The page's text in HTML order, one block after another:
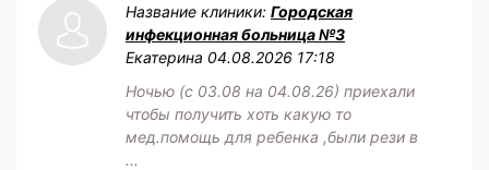
Название клиники: Городская
инфекционная больница №3
Екатерина 04.08.2026 17:18
Ночью (с 03.08 на 04.08.26) приехали
чтобы получить хоть какую то
мед.помощь для ребенка ,были рези в
...